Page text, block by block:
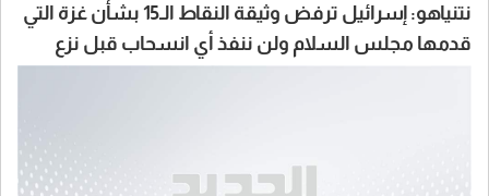
نتنياهو: إسرائيل ترفض وثيقة النقاط الـ15 بشأن غزة التي
قدمها مجلس السلام ولن ننفذ أي انسحاب قبل نزع